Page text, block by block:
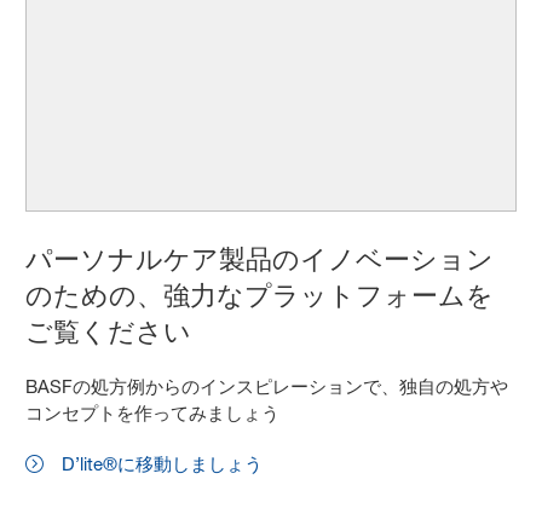
パーソナルケア製品のイノベーション
のための、強力なプラットフォームを
ご覧ください
BASFの処方例からのインスピレーションで、独自の処方や
コンセプトを作ってみましょう
D’lite®に移動しましょう